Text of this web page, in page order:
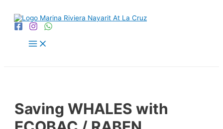
contenido
Main
Menu
Saving WHALES with